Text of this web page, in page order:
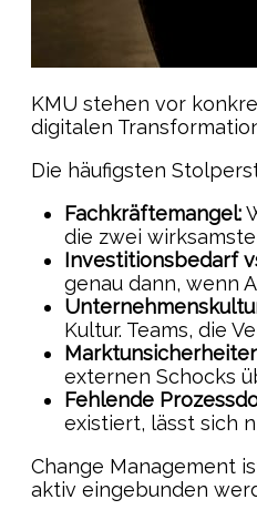
KMU stehen vor
digitalen
Die häufigsten
Fachkräftemangel:
die zwei
Investitionsbedarf
genau dann, wenn
Kultur. Teams, die
externen Schocks
Fehlende
existiert, lässt sich
Change Management
aktiv eingebunden